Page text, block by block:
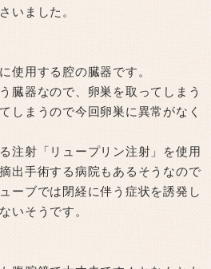
いました。
使用する腔の臓器です。
臓器なので、卵巣を取ってしまう
しまうので今回卵巣に異常がなく
注射「リュープリン注射」を使用
出手術する病院もあるそうなので
ーブでは閉経に伴う症状を誘発し
いそうです。